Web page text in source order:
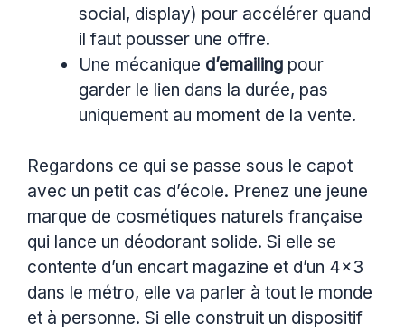
social, display) pour accélérer quand
il faut pousser une offre.
Une mécanique d’emailing pour
garder le lien dans la durée, pas
uniquement au moment de la vente.
Regardons ce qui se passe sous le capot
avec un petit cas d’école. Prenez une jeune
marque de cosmétiques naturels française
qui lance un déodorant solide. Si elle se
contente d’un encart magazine et d’un 4×3
dans le métro, elle va parler à tout le monde
et à personne. Si elle construit un dispositif